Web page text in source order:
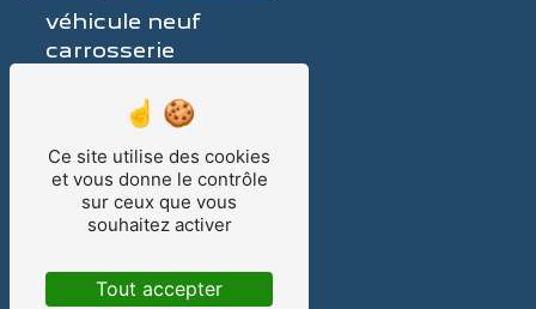
véhicule neuf
carrosserie
voiture neuve
garage Peugeot
voiture d'occasion
utilitaire
véhicule d'occasion
véhicule de société
Ce site utilise des cookies
et vous donne le contrôle
sur ceux que vous
souhaitez activer
Tout accepter